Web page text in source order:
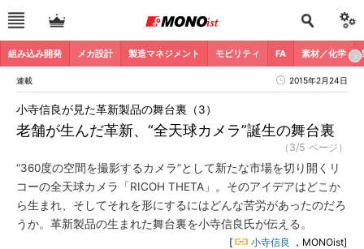
組み込み開発 メカ設計 製造マネジメント モビリティ FA 素材／化学
連載 2015年2月24日
老舗が生んだ革新、“全天球カメラ”誕生の舞台裏
小寺信良が見た革新製品の舞台裏（3）
（3/5 ページ）
“360度の空間を撮影するカメラ”として新たな市場を切り開くリ
コーの全天球カメラ「RICOH THETA」。そのアイデアはどこか
ら生まれ、そしてそれを形にするにはどんな苦労があったのだろ
うか。革新製品の生まれた舞台裏を小寺信良氏が伝える。
[ 小寺信良
，MONOist]